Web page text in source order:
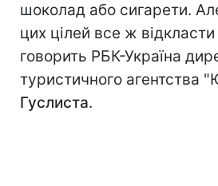
шоколад або сигарети.
цих цілей все ж
говорить РБК-Україна
туристичного агентства
Гуслиста.